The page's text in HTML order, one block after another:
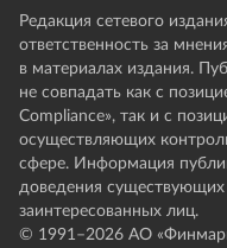
Редакция сетевого
ответственность за
в материалах издания.
не совпадать как с
Compliance», так и с
осуществляющих
сфере. Информация
доведения
заинтересованных лиц.
© 1991–2026 АО